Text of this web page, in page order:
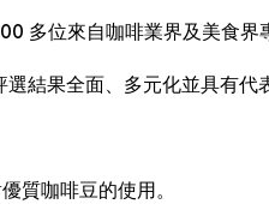
多位來自咖啡業界及美食
結果全面、多元化並具有代
質咖啡豆的使用。